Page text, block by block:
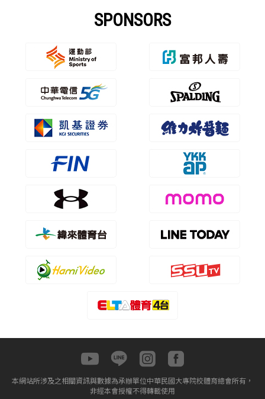
SPONSORS
本網站所涉及之相關資訊與數據為承辦單位中華民國大專院校體育總會所有，
非經本會授權不得轉載使用